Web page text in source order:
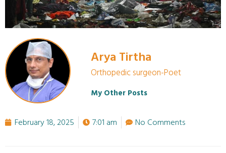
Arya Tirtha
Orthopedic surgeon-Poet
My Other Posts
February 18, 2025 7:01 am No Comments